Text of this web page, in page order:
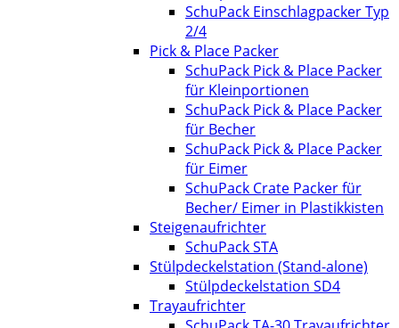
SchuPack Einschlagpacker Typ
2/4
Pick & Place Packer
SchuPack Pick & Place Packer
für Kleinportionen
SchuPack Pick & Place Packer
für Becher
SchuPack Pick & Place Packer
für Eimer
SchuPack Crate Packer für
Becher/ Eimer in Plastikkisten
Steigenaufrichter
SchuPack STA
Stülpdeckelstation (Stand-alone)
Stülpdeckelstation SD4
Trayaufrichter